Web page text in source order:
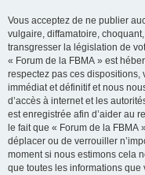
Vous acceptez de ne publier
vulgaire, diffamatoire,
transgresser la législation de
« Forum de la FBMA » est
respectez pas ces
immédiat et définitif et nous
d’accès à internet et les
est enregistrée afin d’aider au
le fait que « Forum de la FBMA
déplacer ou de verrouiller
moment si nous estimons cela
que toutes les informations